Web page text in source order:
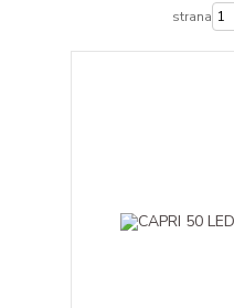
strana